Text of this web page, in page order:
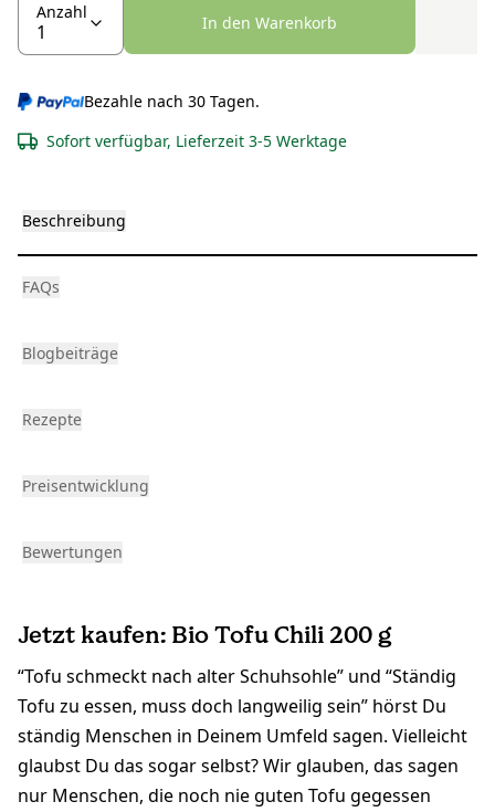
Anzahl
In den Warenkorb
Bezahle nach 30 Tagen.
Sofort verfügbar, Lieferzeit 3-5 Werktage
Beschreibung
FAQs
Blogbeiträge
Rezepte
Preisentwicklung
Bewertungen
Jetzt kaufen: Bio Tofu Chili 200 g
“Tofu schmeckt nach alter Schuhsohle” und “Ständig
Tofu zu essen, muss doch langweilig sein” hörst Du
ständig Menschen in Deinem Umfeld sagen. Vielleicht
glaubst Du das sogar selbst? Wir glauben, das sagen
nur Menschen, die noch nie guten Tofu gegessen